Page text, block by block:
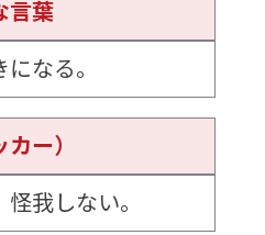
言葉
なる。
ー）
我しない。